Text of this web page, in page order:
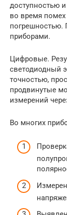
доступностью
во время
погрешностью.
приборами.
Цифровые.
светодиодный
точностью,
продвинутые
измерений
Во многих